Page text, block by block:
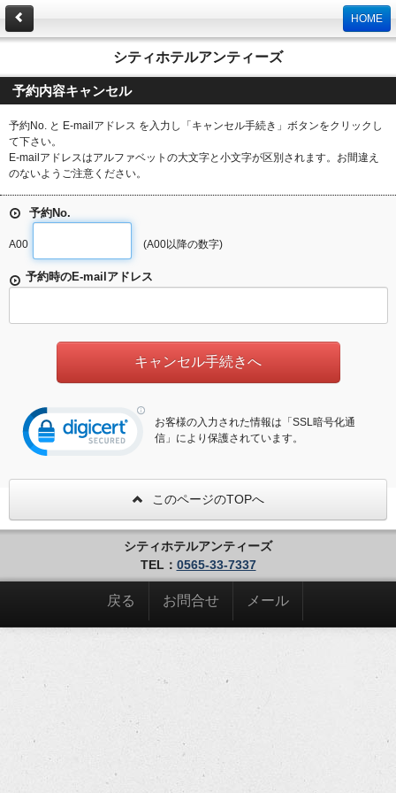
HOME
シティホテルアンティーズ
予約内容キャンセル
予約No. と E-mailアドレス を入力し「キャンセル手続き」ボタンをクリックし
て下さい。
E-mailアドレスはアルファベットの大文字と小文字が区別されます。お間違え
のないようご注意ください。
予約No.
A00 (A00以降の数字)
予約時のE-mailアドレス
お客様の入力された情報は「SSL暗号化通
信」により保護されています。
このページのTOPへ
シティホテルアンティーズ
TEL： 0565-33-7337
戻る お問合せ メール